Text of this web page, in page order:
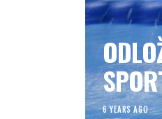
6 YEARS AGO